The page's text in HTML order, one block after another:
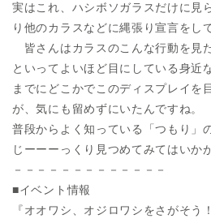
実はこれ、ハシボソガラスだけに見
り他のカラスなどに縄張り宣言をし
皆さんはカラスのこんな行動を見
といってよいほど目にしている身近
までにどこかでこのディスプレイを
が、気にも留めずにいたんですね。
普段からよく知っている「つもり」
じーーーっくり見つめてみてはいか
－－－－－－－－－－－－－
■イベント情報
『オオワシ、オジロワシをさがそう